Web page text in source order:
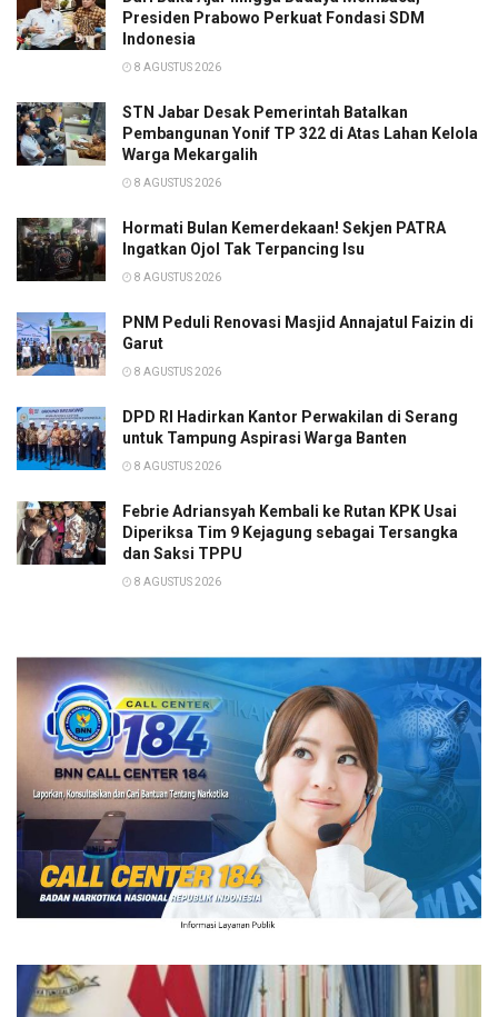
Presiden Prabowo Perkuat Fondasi SDM
Indonesia
8 AGUSTUS 2026
STN Jabar Desak Pemerintah Batalkan
Pembangunan Yonif TP 322 di Atas Lahan Kelola
Warga Mekargalih
8 AGUSTUS 2026
Hormati Bulan Kemerdekaan! Sekjen PATRA
Ingatkan Ojol Tak Terpancing Isu
8 AGUSTUS 2026
PNM Peduli Renovasi Masjid Annajatul Faizin di
Garut
8 AGUSTUS 2026
DPD RI Hadirkan Kantor Perwakilan di Serang
untuk Tampung Aspirasi Warga Banten
8 AGUSTUS 2026
Febrie Adriansyah Kembali ke Rutan KPK Usai
Diperiksa Tim 9 Kejagung sebagai Tersangka
dan Saksi TPPU
8 AGUSTUS 2026